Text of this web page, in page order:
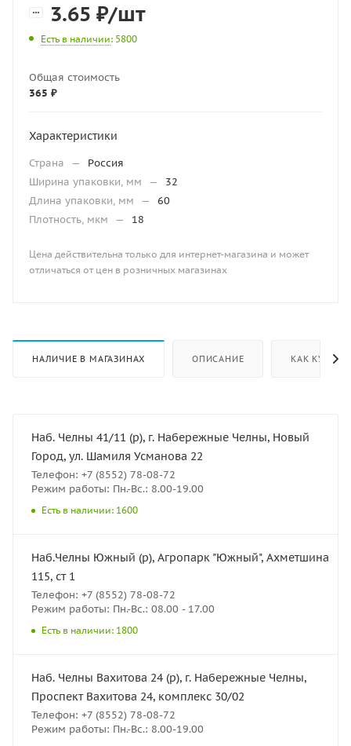
3.65 ₽/шт
Есть в наличии: 5800
Общая стоимость
365 ₽
Характеристики
Страна —
Россия
Ширина упаковки, мм
—
32
Длина упаковки, мм
—
60
Плотность, мкм
— 18
Цена действительна только для интернет-магазина и может
отличаться от цен в розничных магазинах
НАЛИЧИЕ В МАГАЗИНАХ ОПИСАНИЕ КАК КУПИТЬ
Наб. Челны 41/11 (р), г. Набережные Челны, Новый
Город, ул. Шамиля Усманова 22
Телефон: +7 (8552) 78-08-72
Режим работы: Пн.-Вс.: 8.00-19.00
Есть в наличии: 1600
Наб.Челны Южный (р), Агропарк "Южный", Ахметшина
115, ст 1
Телефон: +7 (8552) 78-08-72
Режим работы: Пн.-Вс.: 08.00 - 17.00
Есть в наличии: 1800
Наб. Челны Вахитова 24 (р), г. Набережные Челны,
Проспект Вахитова 24, комплекс 30/02
Телефон: +7 (8552) 78-08-72
Режим работы: Пн.-Вс.: 8.00-19.00